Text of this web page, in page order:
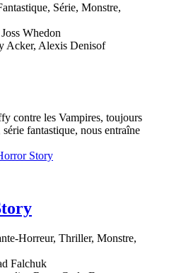
Série, Monstre,
Joss Whedon
Acker, Alexis Denisof
contre les Vampires, toujours
fantastique, nous entraîne
Horreur, Thriller, Monstre,
Falchuk